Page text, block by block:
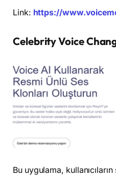
Link: https://
Celebrity Voice
Bu uygulama,